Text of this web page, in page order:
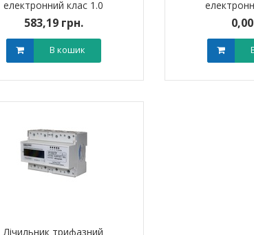
NIK 2300
обл)
грн.
(Дніпропетровська обл)
3 799,00 грн.
електронний клас 1.0
(некомер) TNSy
583,19 грн.
В кошик
Лічильник трифазний